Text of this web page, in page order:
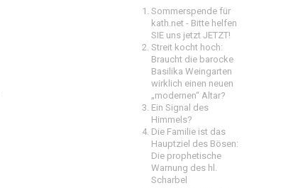
Sommerspende für
kath.net - Bitte helfen
SIE uns jetzt JETZT!
Streit kocht hoch:
Braucht die barocke
Basilika Weingarten
wirklich einen neuen
„modernen“ Altar?
Ein Signal des
Himmels?
Die Familie ist das
Hauptziel des Bösen:
Die prophetische
Warnung des hl.
Scharbel